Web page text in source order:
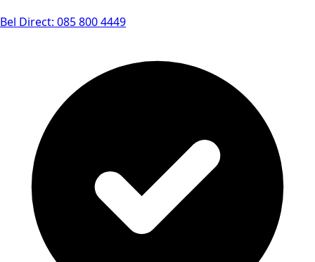
Bel Direct: 085 800 4449